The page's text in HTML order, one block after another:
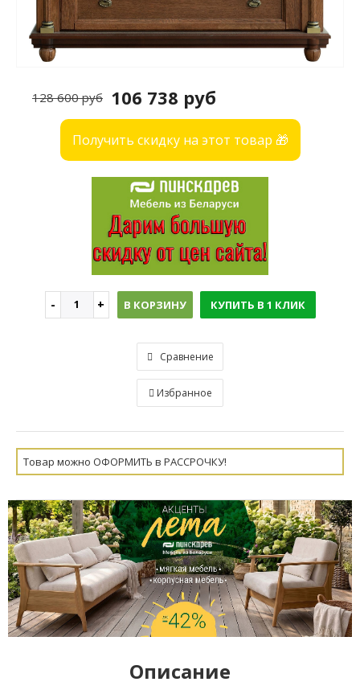
106 738 руб
128 600 руб
Получить скидку на этот товар 🎁
В КОРЗИНУ КУПИТЬ В 1 КЛИК
Сравнение
Избранное
Товар можно ОФОРМИТЬ в РАССРОЧКУ!
Описание